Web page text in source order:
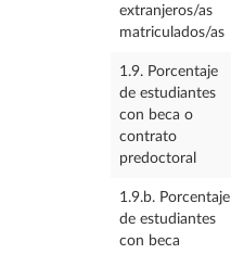
extranjeros/as
matriculados/as
1.9. Porcentaje
de estudiantes
con beca o
contrato
predoctoral
1.9.b. Porcentaje
de estudiantes
con beca